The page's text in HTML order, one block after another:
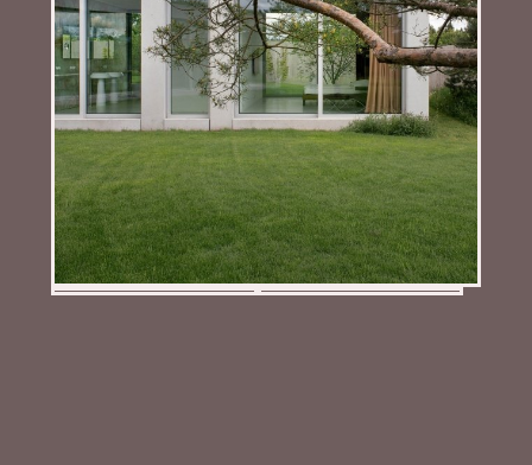
PRODUKTY
Profikalkulátor Rigips
PRODUKTY
Suché podlahy RigiStabil -